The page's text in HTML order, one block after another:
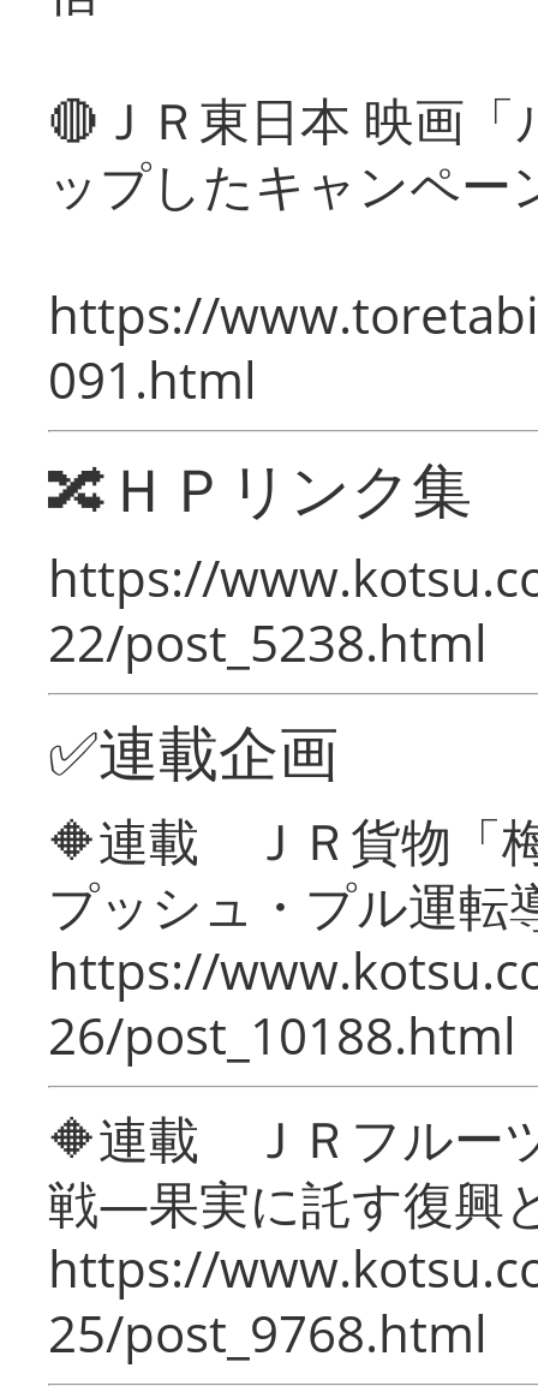
🔴ＪＲ東日本 映画
ップしたキャンペー
https://
091.html
🔀ＨＰリンク集
https://
22/post_5238.html
✅連載企画
🔶連載 ＪＲ貨物「
プッシュ・プル運転
https://
26/post_10188.html
🔶連載 ＪＲフルー
戦―果実に託す復興
https://
25/post_9768.html